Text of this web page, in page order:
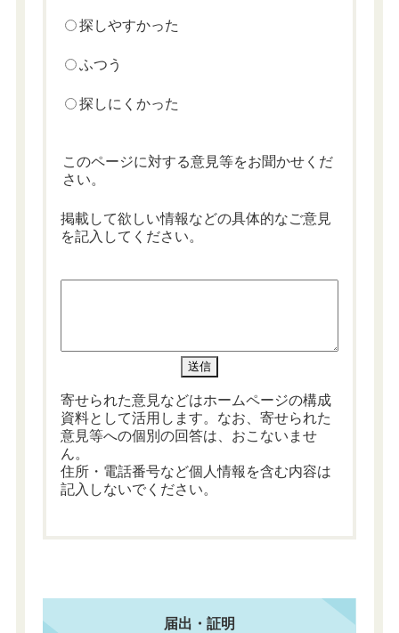
探しやすかった
ふつう
探しにくかった
このページに対する意見等をお聞かせくだ
さい。
掲載して欲しい情報などの具体的なご意見
を記入してください。
寄せられた意見などはホームページの構成
資料として活用します。なお、寄せられた
意見等への個別の回答は、おこないませ
ん。
住所・電話番号など個人情報を含む内容は
記入しないでください。
届出・証明